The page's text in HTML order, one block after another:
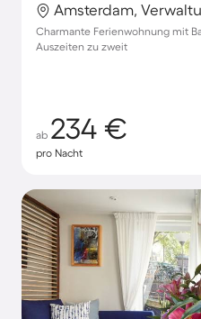
Charmante Ferienwohnung mit
Auszeiten zu zweit
ab 234 €
pro Nacht